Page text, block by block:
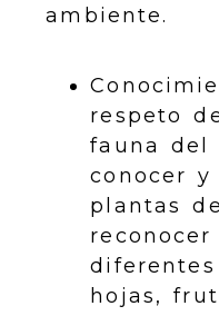
ambiente.
respeto
fauna del
conocer
plantas
hojas,